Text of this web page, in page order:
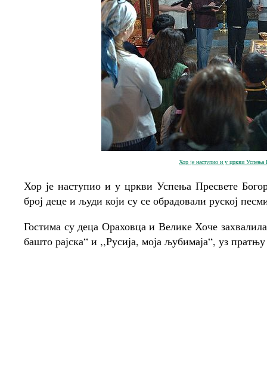
Хор је наступио и у цркви
Хор је наступио и у цркви Успења Пресвете
број деце и људи који су се обрадовали руској
Гостима су деца Ораховца и Велике Хоче
башто рајска“ и ,,Русија, моја љубимаја“, уз